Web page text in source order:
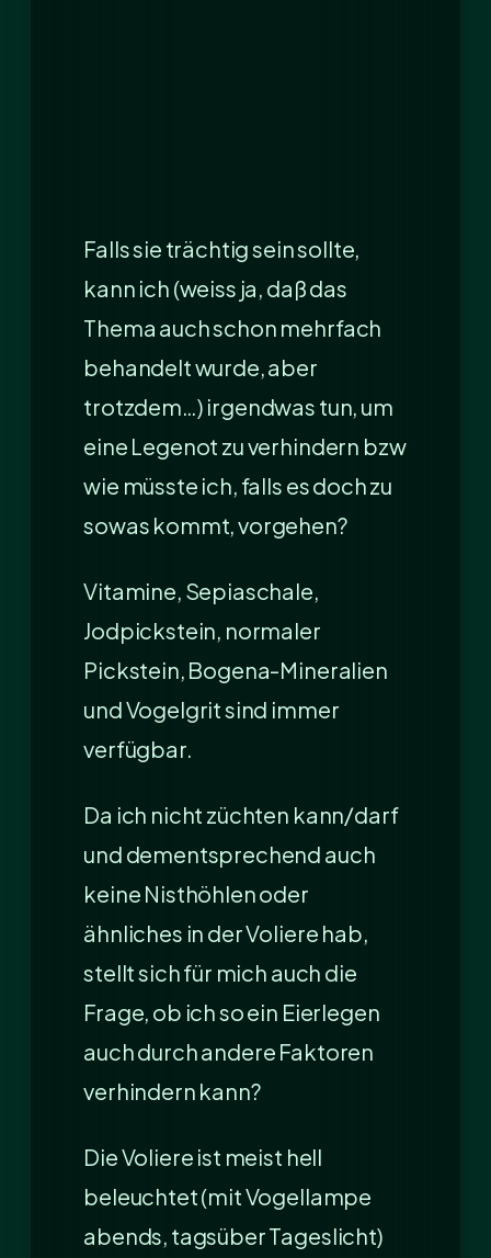
Falls sie trächtig sein sollte,
kann ich (weiss ja, daß das
Thema auch schon mehrfach
behandelt wurde, aber
trotzdem…) irgendwas tun, um
eine Legenot zu verhindern bzw
wie müsste ich, falls es doch zu
sowas kommt, vorgehen?
Vitamine, Sepiaschale,
Jodpickstein, normaler
Pickstein, Bogena-Mineralien
und Vogelgrit sind immer
verfügbar.
Da ich nicht züchten kann/darf
und dementsprechend auch
keine Nisthöhlen oder
ähnliches in der Voliere hab,
stellt sich für mich auch die
Frage, ob ich so ein Eierlegen
auch durch andere Faktoren
verhindern kann?
Die Voliere ist meist hell
beleuchtet (mit Vogellampe
abends, tagsüber Tageslicht)